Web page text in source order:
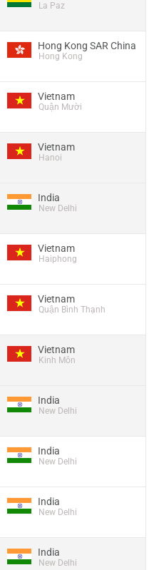
La Paz
Hong Kong SAR China
Hong Kong
Vietnam
Quận Mười
Vietnam
Hanoi
India
New Delhi
Vietnam
Haiphong
Vietnam
Quận Bình Thạnh
Vietnam
Kinh Môn
India
New Delhi
India
New Delhi
India
New Delhi
India
New Delhi